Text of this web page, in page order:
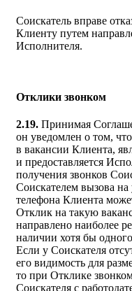
Соискатель вправе
Клиенту путем
Исполнителя.
Отклики звонком
2.19. Принимая
он уведомлен о том,
в вакансии Клиента,
и предоставляется
получения звонков
Соискателем вызова
телефона Клиента
Отклик на такую
направлено наиболее
наличии хотя бы
Если у Соискателя
его видимость для
то при Отклике
Соискателя с